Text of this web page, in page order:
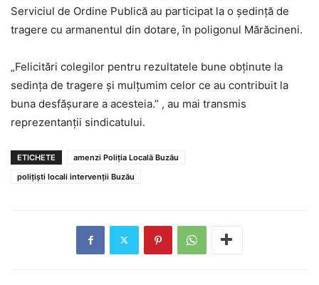
Serviciul de Ordine Publică au participat la o ședință de
tragere cu armanentul din dotare, în poligonul Mărăcineni.
„Felicitări colegilor pentru rezultatele bune obținute la
sedința de tragere și mulțumim celor ce au contribuit la
buna desfășurare a acesteia.” , au mai transmis
reprezentanții sindicatului.
ETICHETE
amenzi Poliția Locală Buzău
polițiști locali intervenții Buzău